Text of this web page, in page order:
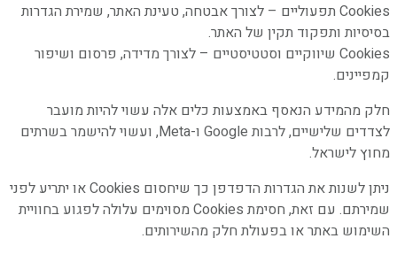
Cookies תפעוליים – לצורך אבטחה, טעינת האתר, שמירת הגדרות
בסיסיות ותפקוד תקין של האתר.
Cookies שיווקיים וסטטיסטיים – לצורך מדידה, פרסום ושיפור
קמפיינים.
חלק מהמידע הנאסף באמצעות כלים אלה עשוי להיות מועבר
לצדדים שלישיים, לרבות Google ו-Meta, ועשוי להישמר בשרתים
מחוץ לישראל.
ניתן לשנות את הגדרות הדפדפן כך שיחסום Cookies או יתריע לפני
שמירתם. עם זאת, חסימת Cookies מסוימים עלולה לפגוע בחוויית
השימוש באתר או בפעולת חלק מהשירותים.